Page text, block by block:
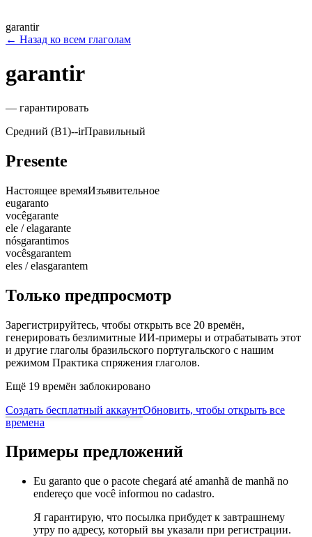
garantir
← Назад ко всем глаголам
garantir
— гарантировать
Средний (B1)--irПравильный
Presente
Настоящее времяИзъявительное
eugaranto
vocêgarante
ele / elagarante
nósgarantimos
vocêsgarantem
eles / elasgarantem
Только предпросмотр
Зарегистрируйтесь, чтобы открыть все 20 времён,
генерировать безлимитные ИИ-примеры и отрабатывать этот
и другие глаголы бразильского португальского с нашим
режимом Практика спряжения глаголов.
Ещё 19 времён заблокировано
Создать бесплатный аккаунтОбновить, чтобы открыть все
времена
Примеры предложений
Eu garanto que o pacote chegará até amanhã de manhã no
endereço que você informou no cadastro.
Я гарантирую, что посылка прибудет к завтрашнему
утру по адресу, который вы указали при регистрации.